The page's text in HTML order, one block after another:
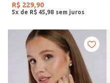
R$ 229,90
5x de R$ 45 98